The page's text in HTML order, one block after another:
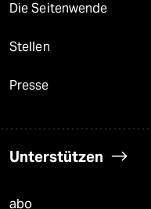
Die Seitenwende
Stellen
Presse
Unterstützen
abo